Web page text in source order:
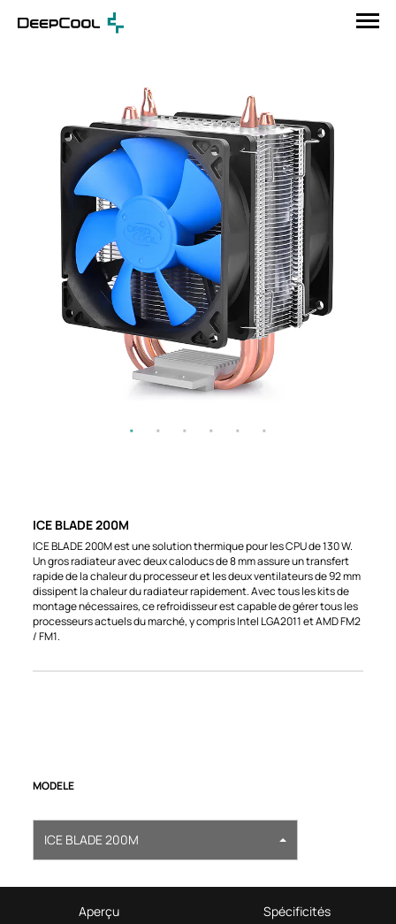
ICE BLADE 200M
ICE BLADE 200M est une solution thermique pour les CPU de 130 W.
Un gros radiateur avec deux caloducs de 8 mm assure un transfert
rapide de la chaleur du processeur et les deux ventilateurs de 92 mm
dissipent la chaleur du radiateur rapidement. Avec tous les kits de
montage nécessaires, ce refroidisseur est capable de gérer tous les
processeurs actuels du marché, y compris Intel LGA2011 et AMD FM2
/ FM1.
MODELE
ICE BLADE 200M
Aperçu Spécificités